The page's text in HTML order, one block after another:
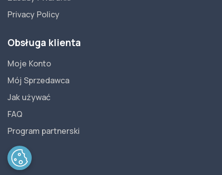
Privacy Policy
Obsługa klienta
Moje Konto
Mój Sprzedawca
Jak używać
FAQ
Program partnerski